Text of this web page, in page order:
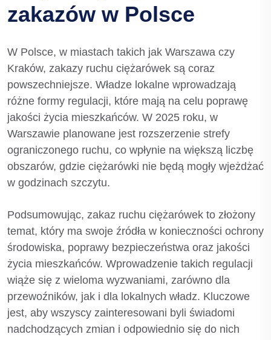
zakazów w Polsce
W Polsce, w miastach takich jak Warszawa czy
Kraków, zakazy ruchu ciężarówek są coraz
powszechniejsze. Władze lokalne wprowadzają
różne formy regulacji, które mają na celu poprawę
jakości życia mieszkańców. W 2025 roku, w
Warszawie planowane jest rozszerzenie strefy
ograniczonego ruchu, co wpłynie na większą liczbę
obszarów, gdzie ciężarówki nie będą mogły wjeżdżać
w godzinach szczytu.
Podsumowując, zakaz ruchu ciężarówek to złożony
temat, który ma swoje źródła w konieczności ochrony
środowiska, poprawy bezpieczeństwa oraz jakości
życia mieszkańców. Wprowadzenie takich regulacji
wiąże się z wieloma wyzwaniami, zarówno dla
przewoźników, jak i dla lokalnych władz. Kluczowe
jest, aby wszyscy zainteresowani byli świadomi
nadchodzących zmian i odpowiednio się do nich